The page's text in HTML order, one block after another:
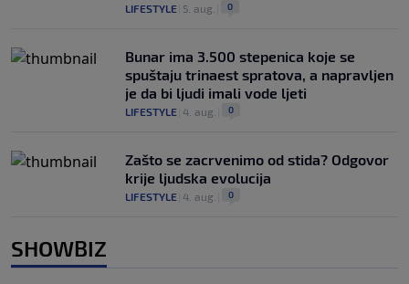
LIFESTYLE 5. aug. 0
Bunar imа 3.500 stepenica koje se
spuštaju trinaest spratova, a napravljen
je da bi ljudi imali vode ljeti
LIFESTYLE 4. aug. 0
Zašto se zacrvenimo od stida? Odgovor
krije ljudska evolucija
LIFESTYLE 4. aug. 0
SHOWBIZ